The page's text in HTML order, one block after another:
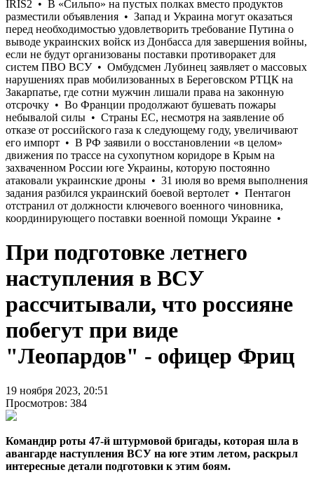
При подготовке летнего
наступления в ВСУ
рассчитывали, что россияне
побегут при виде
"Леопардов" - офицер Фриц
19 ноября 2023, 20:51
Просмотров: 384
Командир роты 47-й штурмовой бригады, которая шла в
авангарде наступления ВСУ на юге этим летом, раскрыл
интересные детали подготовки к этим боям.